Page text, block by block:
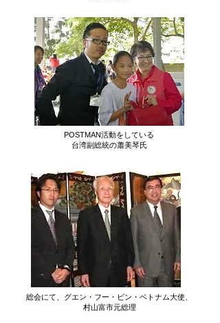
POSTMAN活動をしている
​台湾副総統の蕭美琴氏
総会にて、 グエン・フー・ビン・ベトナム大使、
村山富市元総理